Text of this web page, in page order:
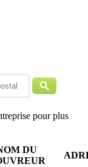
pour plus
DU